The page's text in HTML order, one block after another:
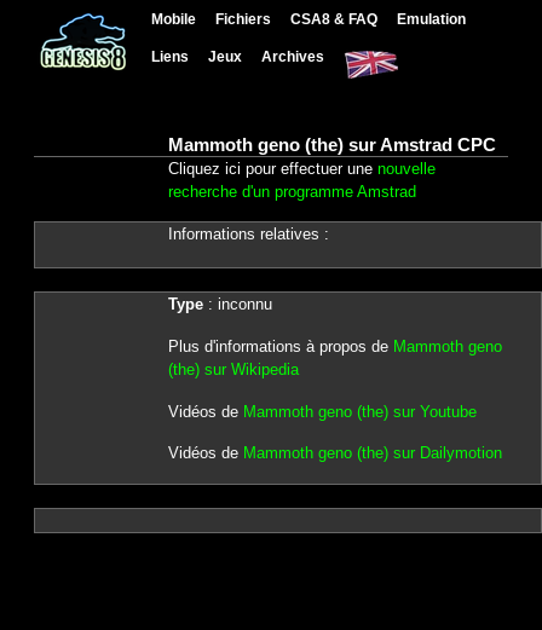
Mobile Fichiers CSA8 & FAQ Emulation
Liens Jeux Archives
Mammoth geno (the) sur Amstrad CPC
Cliquez ici pour effectuer une nouvelle
recherche d'un programme Amstrad
Informations relatives :
Type: inconnu
Plus d'informations à propos de Mammoth geno
(the) sur Wikipedia
Vidéos de Mammoth geno (the) sur Youtube
Vidéos de Mammoth geno (the) sur Dailymotion